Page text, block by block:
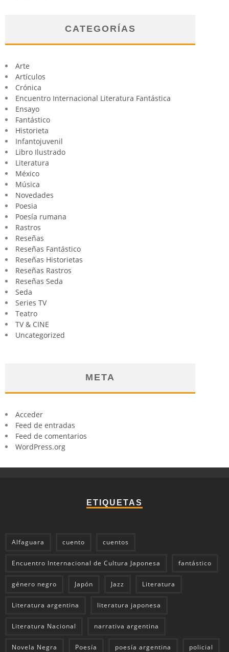
CATEGORÍAS
Arte
Artículos
Crónica
Encuentro Internacional Literatura Fantástica
Ensayo
Fantástico
Historieta
Infantojuvenil
Libro Ilustrado
Literatura
México
Música
Novedades
Poesia
Poesía rumana
Rastros
Reseñas
Reseñas Fantástico
Reseñas Historietas
Reseñas Rastros
Reseñas Seda
Seda
Series TV
Teatro
TV & CINE
Uncategorized
META
Acceder
Feed de entradas
Feed de comentarios
WordPress.org
ETIQUETAS
Alfaguara cuento cuentos
Encuentro Internacional de Cultura Japonesa fantástico
género negro Japón Jazz Literatura
Literatura argentina literatura japonesa
Literatura Nacional narrativa argentina
Novela Negra Poesía poesía argentina policial